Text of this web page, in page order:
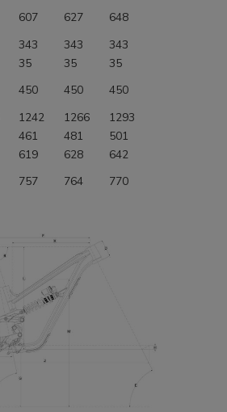
607 627
648
343 343
343
35 35
35
450 450
450
1242 1266
1293
461 481
501
619 628
642
757 764 770